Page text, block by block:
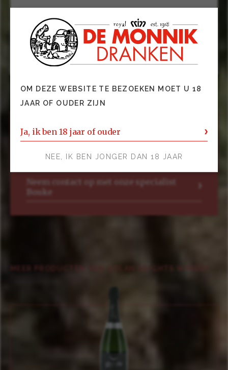
Groep
Wijnen
Gerechten
Geitenkaas, gegrilde forel, geroosterde kip.
Neem contact op met onze specialist
Bouke
OM DEZE WEBSITE TE BEZOEKEN MOET U 18
JAAR OF OUDER ZIJN
Ja, ik ben 18 jaar of ouder
NEE, IK BEN JONGER DAN 18 JAAR